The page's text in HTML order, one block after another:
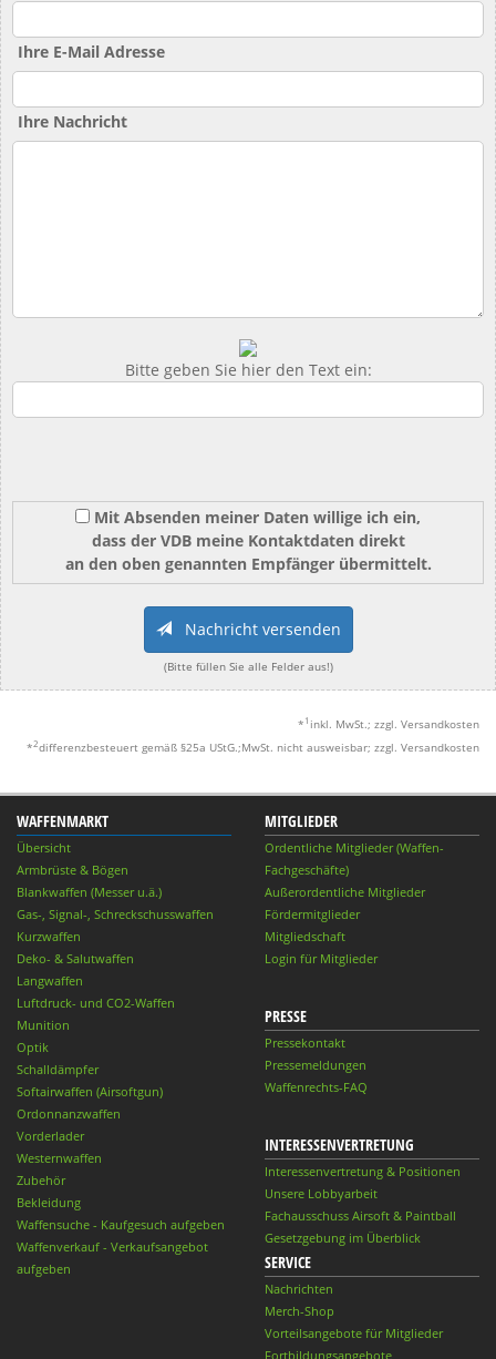
Ihre E-Mail Adresse
Ihre Nachricht
Bitte geben Sie hier den Text ein:
Mit Absenden meiner Daten willige ich ein,
dass der VDB meine Kontaktdaten direkt
an den oben genannten Empfänger übermittelt.
Nachricht versenden
(Bitte füllen Sie alle Felder aus!)
* 1 inkl. MwSt.; zzgl. Versandkosten
*2differenzbesteuert gemäß §25a UStG.;MwSt. nicht ausweisbar; zzgl. Versandkosten
WAFFENMARKT
Übersicht
Armbrüste & Bögen
Blankwaffen (Messer u.ä.)
Gas-, Signal-, Schreckschusswaffen
Kurzwaffen
Deko- & Salutwaffen
Langwaffen
Luftdruck- und CO2-Waffen
Munition
Optik
Schalldämpfer
Softairwaffen (Airsoftgun)
Ordonnanzwaffen
Vorderlader
Westernwaffen
Zubehör
Bekleidung
Waffensuche - Kaufgesuch aufgeben
Waffenverkauf - Verkaufsangebot
aufgeben
MITGLIEDER
Ordentliche Mitglieder (Waffen-
Fachgeschäfte)
Außerordentliche Mitglieder
Fördermitglieder
Mitgliedschaft
Login für Mitglieder
PRESSE
Pressekontakt
Pressemeldungen
Waffenrechts-FAQ
INTERESSENVERTRETUNG
Interessenvertretung & Positionen
Unsere Lobbyarbeit
Fachausschuss Airsoft & Paintball
Gesetzgebung im Überblick
SERVICE
Nachrichten
Merch-Shop
Vorteilsangebote für Mitglieder
Fortbildungsangebote